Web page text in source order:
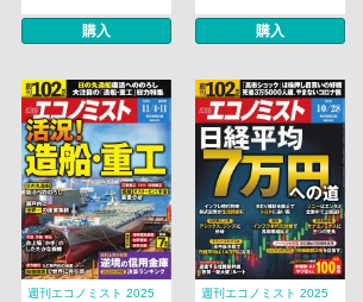
購入 購入
週刊エコノミスト 2025
週刊エコノミスト 2025